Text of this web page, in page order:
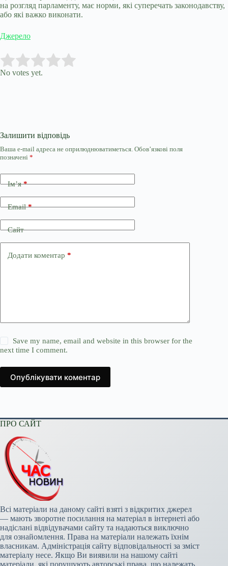
на розгляд парламенту, має норми, які суперечать законодавству,
або які важко виконати.
Джерело
Rate this item:
No votes yet.
Залишити відповідь
Ваша e-mail адреса не оприлюднюватиметься. Обов’язкові поля
позначені *
Ім’я*
Email*
Сайт
Додати коментар *
Save my name, email and website in this browser for the
next time I comment.
Опублікувати коментар
ПРО САЙТ
Всі матеріали на даному сайті взяті з відкритих джерел
— мають зворотне посилання на матеріал в інтернеті або
надіслані відвідувачами сайту та надаються виключно
для ознайомлення. Права на матеріали належать їхнім
власникам. Адміністрація сайту відповідальності за зміст
матеріалу несе. Якщо Ви виявили на нашому сайті